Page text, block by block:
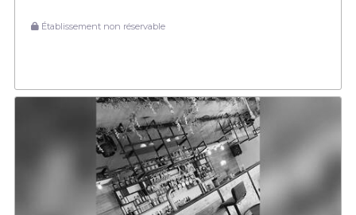
Établissement non réservable